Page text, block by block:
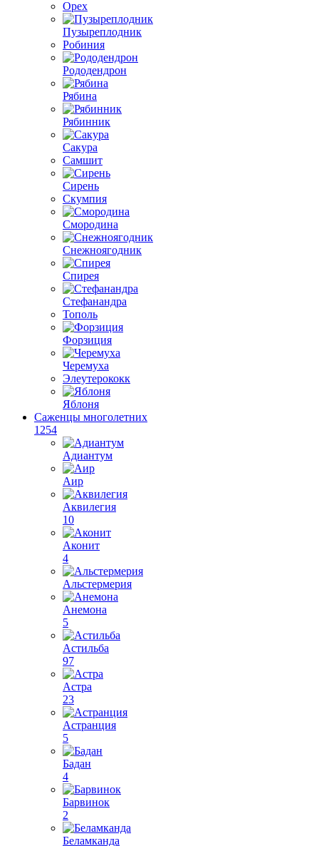
Орех
Пузыреплодник
Робиния
Рододендрон
Рябина
Рябинник
Сакура
Самшит
Сирень
Скумпия
Смородина
Снежноягодник
Спирея
Стефанандра
Тополь
Форзиция
Черемуха
Элеутерококк
Яблоня
Саженцы многолетних
1254
Адиантум
Аир
Аквилегия
10
Аконит
4
Альстермерия
Анемона
5
Астильба
97
Астра
23
Астранция
5
Бадан
4
Барвинок
2
Беламканда